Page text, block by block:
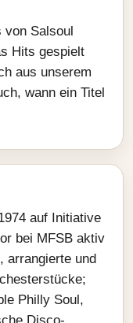
von Salsoul
Hits gespielt
aus unserem
wann ein Titel
auf Initiative
bei MFSB aktiv
arrangierte und
Philly Soul,